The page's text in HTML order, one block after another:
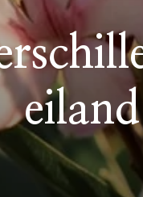
eiland